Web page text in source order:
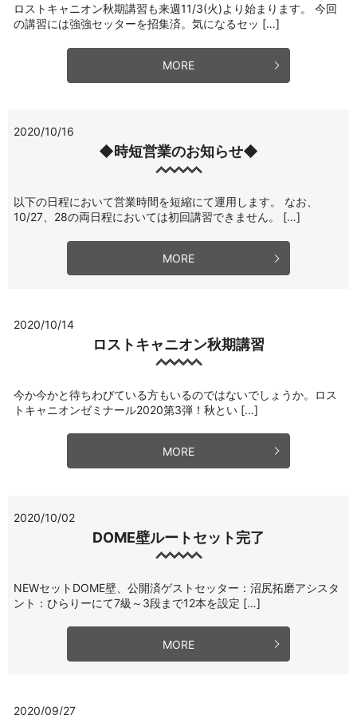
ロストキャニオン秋期講習も来週11/3(火)より始まります。 今回
の講習には強強セッターを招集済。気になるセッ […]
MORE
2020/10/16
◆時短営業のお知らせ◆
以下の日程において営業時間を短縮にて運用します。 なお、
10/27、28の両日程においては初回講習できません。 […]
MORE
2020/10/14
ロストキャニオン秋期講習
今か今かと待ちわびている方もいるのではないでしょうか。ロス
トキャニオンゼミナール2020第3弾！秋とい […]
MORE
2020/10/02
DOME壁ルートセット完了
NEWセットDOME壁、公開済ゲストセッター：沼尻拓磨アシスタ
ント：ひらりーにて7級～3段まで12本を設定 […]
MORE
2020/09/27